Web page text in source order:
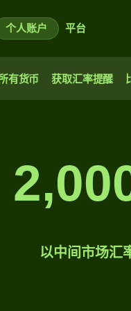
个人账户 平台
有货币 获取汇率提醒
以中间市场汇